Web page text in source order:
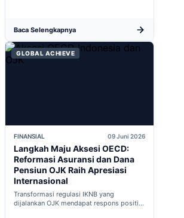
Baca Selengkapnya
GLOBAL ACHIEVE
FINANSIAL 09 Juni 2026
Langkah Maju Aksesi OECD:
Reformasi Asuransi dan Dana
Pensiun OJK Raih Apresiasi
Internasional
Transformasi regulasi IKNB yang
dijalankan OJK mendapat respons positif